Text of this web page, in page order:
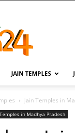
JAIN TEMPLES
Jain Temples in
in Madhya Pradesh